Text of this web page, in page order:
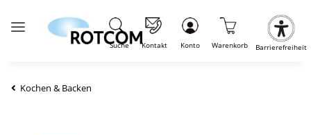
Suche Kontakt Konto Warenkorb Barrierefreiheit
Kochen & Backen